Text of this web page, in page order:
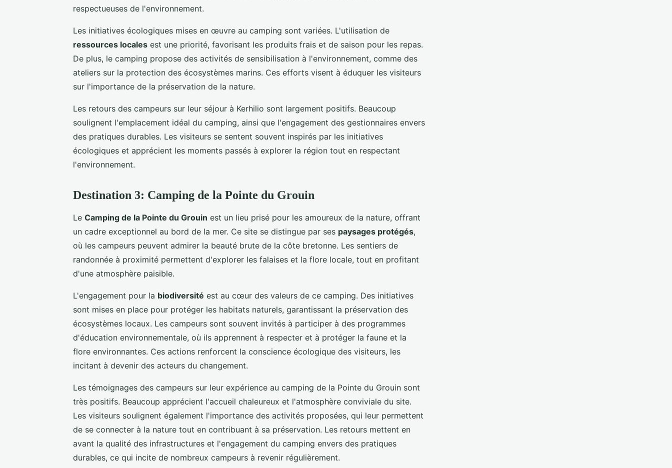
respectueuses de l'environnement.
Les initiatives écologiques mises en œuvre au camping sont variées. L'utilisation de
ressources locales est une priorité, favorisant les produits frais et de saison pour les repas.
De plus, le camping propose des activités de sensibilisation à l'environnement, comme des
ateliers sur la protection des écosystèmes marins. Ces efforts visent à éduquer les visiteurs
sur l'importance de la préservation de la nature.
Les retours des campeurs sur leur séjour à Kerhilio sont largement positifs. Beaucoup
soulignent l'emplacement idéal du camping, ainsi que l'engagement des gestionnaires envers
des pratiques durables. Les visiteurs se sentent souvent inspirés par les initiatives
écologiques et apprécient les moments passés à explorer la région tout en respectant
l'environnement.
Destination 3: Camping de la Pointe du Grouin
Le Camping de la Pointe du Grouin est un lieu prisé pour les amoureux de la nature, offrant
un cadre exceptionnel au bord de la mer. Ce site se distingue par ses paysages protégés,
où les campeurs peuvent admirer la beauté brute de la côte bretonne. Les sentiers de
randonnée à proximité permettent d'explorer les falaises et la flore locale, tout en profitant
d'une atmosphère paisible.
L'engagement pour la biodiversité est au cœur des valeurs de ce camping. Des initiatives
sont mises en place pour protéger les habitats naturels, garantissant la préservation des
écosystèmes locaux. Les campeurs sont souvent invités à participer à des programmes
d'éducation environnementale, où ils apprennent à respecter et à protéger la faune et la
flore environnantes. Ces actions renforcent la conscience écologique des visiteurs, les
incitant à devenir des acteurs du changement.
Les témoignages des campeurs sur leur expérience au camping de la Pointe du Grouin sont
très positifs. Beaucoup apprécient l'accueil chaleureux et l'atmosphère conviviale du site.
Les visiteurs soulignent également l'importance des activités proposées, qui leur permettent
de se connecter à la nature tout en contribuant à sa préservation. Les retours mettent en
avant la qualité des infrastructures et l'engagement du camping envers des pratiques
durables, ce qui incite de nombreux campeurs à revenir régulièrement.